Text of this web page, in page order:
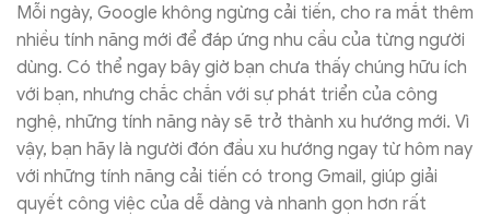
Mỗi ngày, Google không ngừng cải tiến, cho ra mắt thêm
nhiều tính năng mới để đáp ứng nhu cầu của từng người
dùng. Có thể ngay bây giờ bạn chưa thấy chúng hữu ích
với bạn, nhưng chắc chắn với sự phát triển của công
nghệ, những tính năng này sẽ trở thành xu hướng mới. Vì
vậy, bạn hãy là người đón đầu xu hướng ngay từ hôm nay
với những tính năng cải tiến có trong Gmail, giúp giải
quyết công việc của dễ dàng và nhanh gọn hơn rất